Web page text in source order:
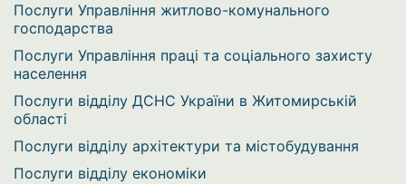
Послуги Управління житлово-комунального
господарства
Послуги Управління праці та соціального захисту
населення
Послуги відділу ДСНС України в Житомирській
області
Послуги відділу архітектури та містобудування
Послуги відділу економіки